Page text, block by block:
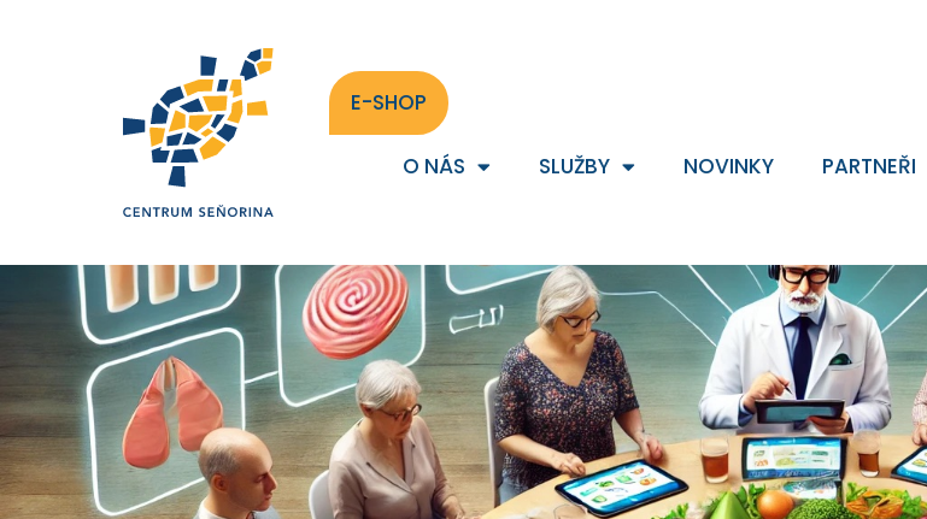
E-SHOP
O NÁS SLUŽBY NOVINKY PARTNEŘI